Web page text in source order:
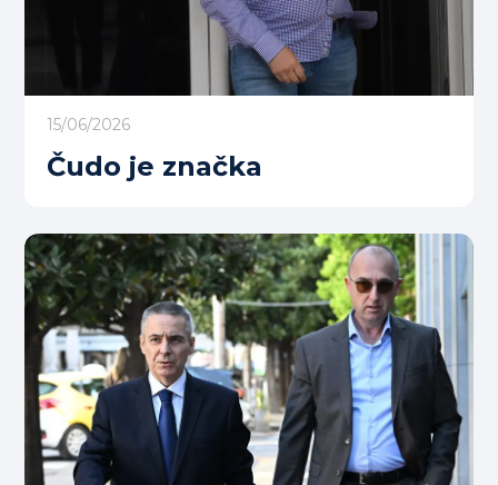
15/06/2026
Čudo je značka